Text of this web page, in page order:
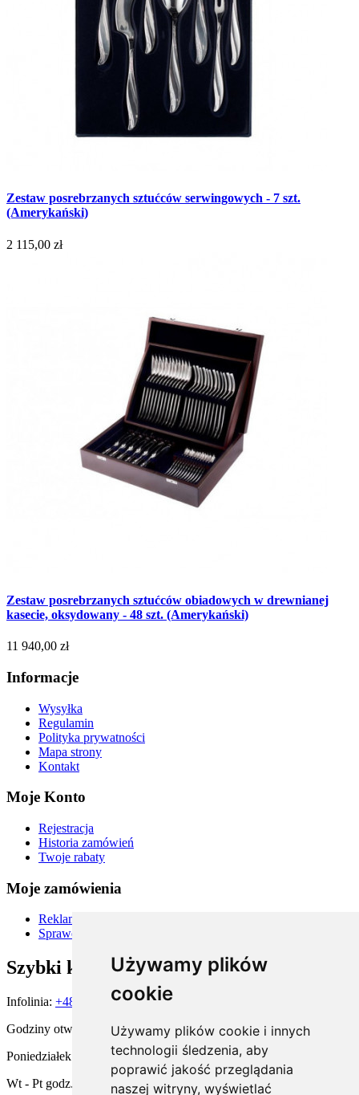
Używamy plików
cookie
Używamy plików cookie i innych
technologii śledzenia, aby
poprawić jakość przeglądania
naszej witryny, wyświetlać
Zestaw posrebrzanych sztućców serwingowych - 7 szt.
(Amerykański)
2 115,00 zł
Zestaw posrebrzanych sztućców obiadowych w drewnianej
kasecie, oksydowany - 48 szt. (Amerykański)
11 940,00 zł
Informacje
Wysyłka
Regulamin
Polityka prywatności
Mapa strony
Kontakt
Moje Konto
Rejestracja
Historia zamówień
Twoje rabaty
Moje zamówienia
Reklamacje i zwroty
Sprawdź status zamówienia
Szybki kontakt
Infolinia: +48 667 900 581
Godziny otwarcia:
Poniedziałek godz. 15:00 - 19:00
Wt - Pt godz. 11:00 - 19:00